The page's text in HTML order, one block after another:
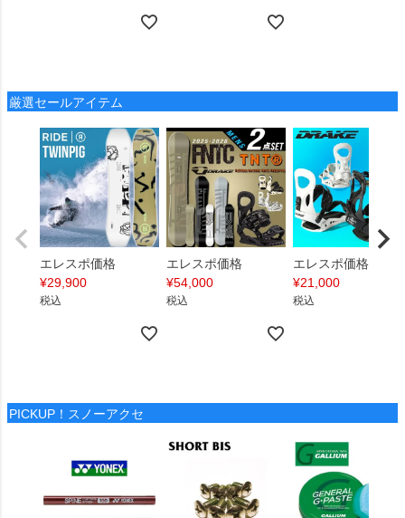
厳選セールアイテム
エレスポ価格
¥29,900
税込
エレスポ価格
¥54,000
税込
エレスポ価格
¥21,000
税込
PICKUP！スノーアクセ